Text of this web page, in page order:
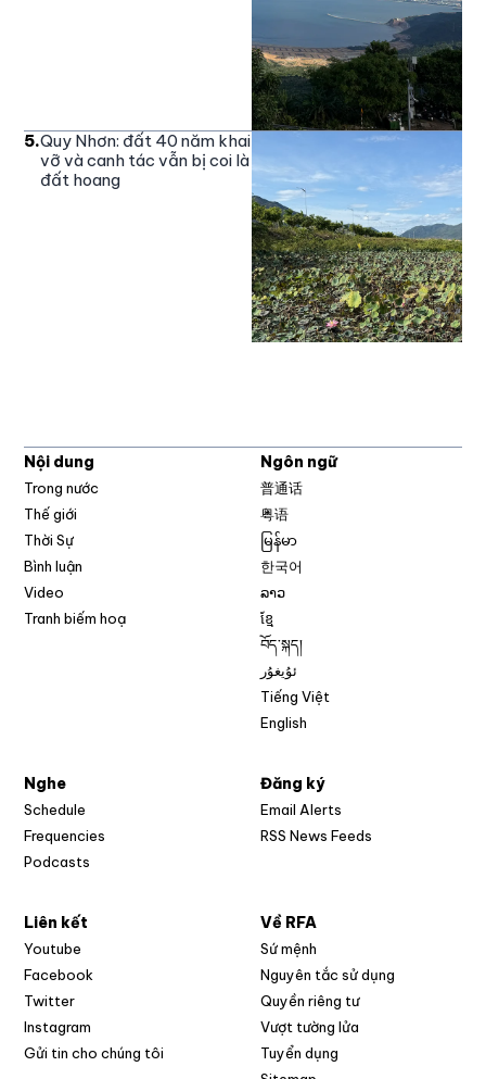
5.Quy Nhơn: đất 40 năm khai
vỡ và canh tác vẫn bị coi là
đất hoang
Nội dung
Trong nước
Thế giới
Thời Sự
Bình luận
Video
Tranh biếm hoạ
Ngôn ngữ
普通话
粤语
မြန်မာ
한국어
ລາວ
ខ្មែ
བོད་སྐད།
ئۇيغۇر
Tiếng Việt
English
Nghe
Schedule
Frequencies
Podcasts
Đăng ký
Email Alerts
RSS News Feeds
Liên kết
Youtube
Facebook
Twitter
Instagram
Gửi tin cho chúng tôi
Về RFA
Sứ mệnh
Nguyên tắc sử dụng
Quyền riêng tư
Vượt tường lửa
Tuyển dụng